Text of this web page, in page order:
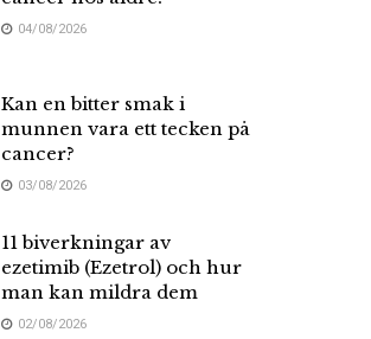
04/08/2026
Kan en bitter smak i
munnen vara ett tecken på
cancer?
03/08/2026
11 biverkningar av
ezetimib (Ezetrol) och hur
man kan mildra dem
02/08/2026